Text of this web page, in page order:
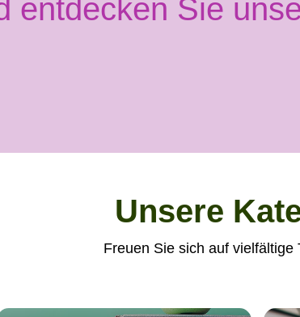
entdecken Sie
Unsere
Freuen Sie sich auf vielfältige